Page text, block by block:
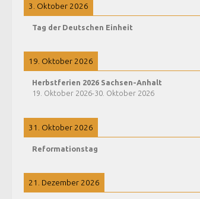
3. Oktober 2026
Tag der Deutschen Einheit
19. Oktober 2026
Herbstferien 2026 Sachsen-Anhalt
19. Oktober 2026-30. Oktober 2026
31. Oktober 2026
Reformationstag
21. Dezember 2026